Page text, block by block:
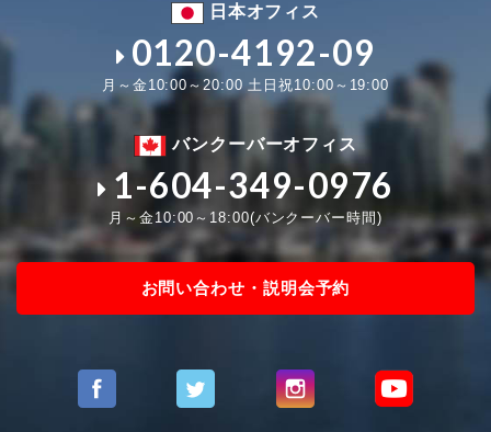
日本オフィス
0120-4192-09
月～金10:00～20:00 土日祝10:00～19:00
バンクーバーオフィス
1-604-349-0976
月～金10:00～18:00(バンクーバー時間)
お問い合わせ・説明会予約